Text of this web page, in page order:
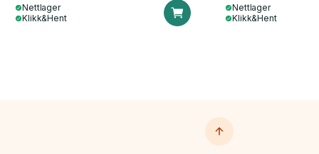
Nettlager
Klikk&Hent
Nettlager
Klikk&Hent